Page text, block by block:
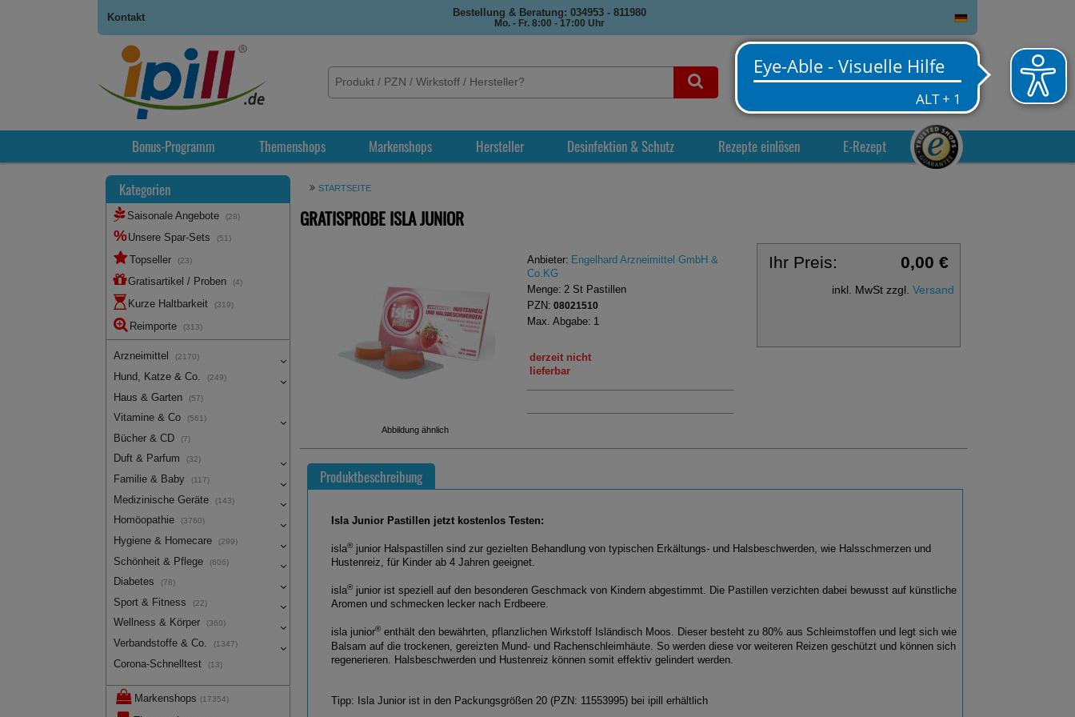
0
Warenkorb
Kontakt Bestellung & Beratung: 034953 - 811980
Mo. - Fr. 8:00 - 17:00 Uhr
Bonus-Programm Themenshops Markenshops Hersteller Desinfektion & Schutz Rezepte einlösen E-Rezept
STARTSEITE
GRATISPROBE ISLA JUNIOR
Abbildung ähnlich
Anbieter: Engelhard Arzneimittel GmbH &
Co.KG
Menge: 2 St Pastillen
PZN: 08021510
Max. Abgabe: 1
derzeit nicht
lieferbar
Ihr Preis: 0,00 €
inkl. MwSt zzgl.Versand
Produktbeschreibung
Isla Junior Pastillen jetzt kostenlos Testen:
isla®junior Halspastillen sind zur gezielten Behandlung von typischen Erkältungs- und Halsbeschwerden, wie Halsschmerzen und
Hustenreiz, für Kinder ab 4 Jahren geeignet.
isla®junior ist speziell auf den besonderen Geschmack von Kindern abgestimmt. Die Pastillen verzichten dabei bewusst auf künstliche
Aromen und schmecken lecker nach Erdbeere.
isla junior®enthält den bewährten, pflanzlichen Wirkstoff Isländisch Moos. Dieser besteht zu 80% aus Schleimstoffen und legt sich wie
Balsam auf die trockenen, gereizten Mund- und Rachenschleimhäute. So werden diese vor weiteren Reizen geschützt und können sich
regenerieren. Halsbeschwerden und Hustenreiz können somit effektiv gelindert werden.
Tipp: Isla Junior ist in den Packungsgrößen 20 (PZN: 11553995) bei ipill erhältlich
Kategorien
Saisonale Angebote (28)
Unsere Spar-Sets (51)
Topseller (23)
Gratisartikel / Proben (4)
Kurze Haltbarkeit (319)
Reimporte (313)
Arzneimittel (2170)
Hund, Katze & Co. (249)
Haus & Garten (57)
Vitamine & Co (561)
Bücher & CD (7)
Duft & Parfum (32)
Familie & Baby (117)
Medizinische Geräte (143)
Homöopathie (3760)
Hygiene & Homecare (299)
Schönheit & Pflege (606)
Diabetes (78)
Sport & Fitness (22)
Wellness & Körper (360)
Verbandstoffe & Co. (1347)
Corona-Schnelltest (13)
Markenshops (17354)